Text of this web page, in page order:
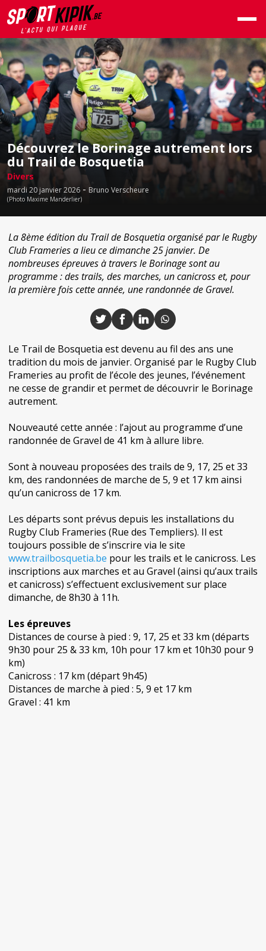
Découvrez le Borinage autrement lors
du Trail de Bosquetia
Divers
mardi 20 janvier 2026 - Bruno Verscheure
(Photo Maxime Manderlier)
La 8ème édition du Trail de Bosquetia organisé par le Rugby
Club Frameries a lieu ce dimanche 25 janvier. De
nombreuses épreuves à travers le Borinage sont au
programme : des trails, des marches, un canicross et, pour
la première fois cette année, une randonnée de Gravel.
Le Trail de Bosquetia est devenu au fil des ans une
tradition du mois de janvier. Organisé par le Rugby Club
Frameries au profit de l’école des jeunes, l’événement
ne cesse de grandir et permet de découvrir le Borinage
autrement.
Nouveauté cette année : l’ajout au programme d’une
randonnée de Gravel de 41 km à allure libre.
Sont à nouveau proposées des trails de 9, 17, 25 et 33
km, des randonnées de marche de 5, 9 et 17 km ainsi
qu’un canicross de 17 km.
Les départs sont prévus depuis les installations du
Rugby Club Frameries (Rue des Templiers). Il est
toujours possible de s’inscrire via le site
www.trailbosquetia.be pour les trails et le canicross. Les
inscriptions aux marches et au Gravel (ainsi qu’aux trails
et canicross) s’effectuent exclusivement sur place
dimanche, de 8h30 à 11h.
Les épreuves
Distances de course à pied : 9, 17, 25 et 33 km (départs
9h30 pour 25 & 33 km, 10h pour 17 km et 10h30 pour 9
km)
Canicross : 17 km (départ 9h45)
Distances de marche à pied : 5, 9 et 17 km
Gravel : 41 km